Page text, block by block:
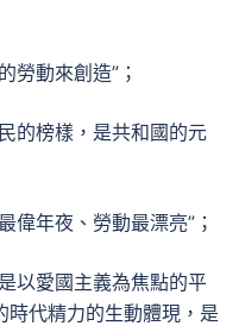
勞動來創造”；
的榜樣，是共和國的元
偉年夜、勞動最漂亮”；
以愛國主義為焦點的平
時代精力的生動體現，是